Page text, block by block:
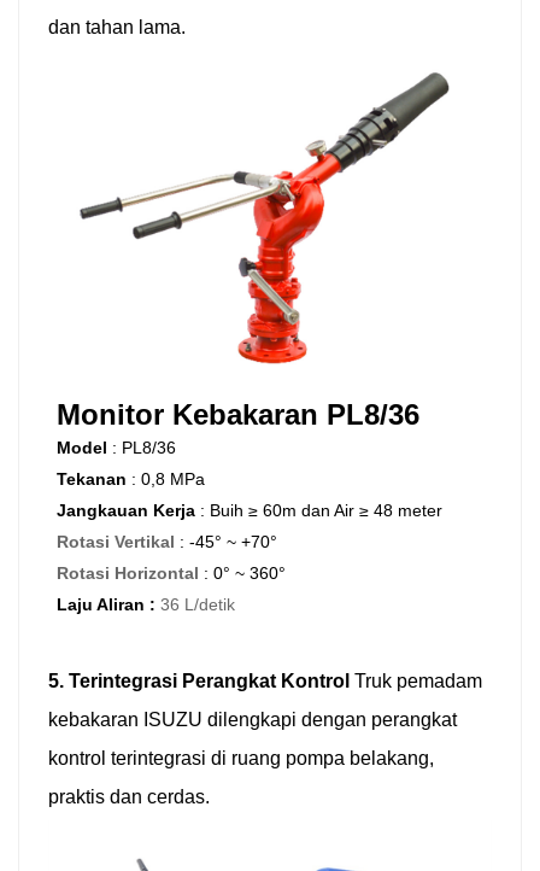
dan tahan lama.
Monitor Kebakaran PL8/36
Model : PL8/36
Tekanan :0,8 MPa
Jangkauan Kerja : Buih ≥ 60m dan Air≥48 meter
Rotasi Vertikal :-45° ~ +70°
Rotasi Horizontal :0° ~ 360°
Laju Aliran :36 L/detik
5. Terintegrasi Perangkat Kontrol Truk pemadam
kebakaran ISUZU dilengkapi dengan perangkat
kontrol terintegrasi di ruang pompa belakang,
praktis dan cerdas.